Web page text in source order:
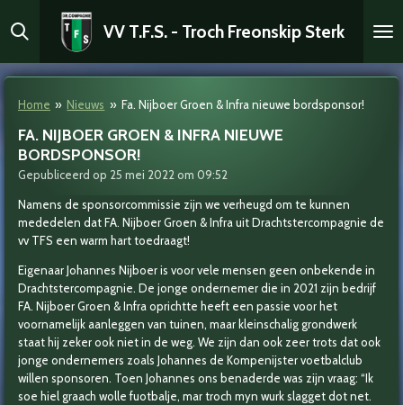
direct
de
VV T.F.S. - Troch Freonskip Sterk
Home » Nieuws » Fa. Nijboer Groen & Infra nieuwe bordsponsor!
FA. NIJBOER GROEN & INFRA NIEUWE
BORDSPONSOR!
Gepubliceerd op 25 mei 2022 om 09:52
Namens de sponsorcommissie zijn we verheugd om te kunnen
mededelen dat FA. Nijboer Groen & Infra uit Drachtstercompagnie de
vv TFS een warm hart toedraagt!
Eigenaar Johannes Nijboer is voor vele mensen geen onbekende in
Drachtstercompagnie. De jonge ondernemer die in 2021 zijn bedrijf
FA. Nijboer Groen & Infra oprichtte heeft een passie voor het
voornamelijk aanleggen van tuinen, maar kleinschalig grondwerk
staat hij zeker ook niet in de weg. We zijn dan ook zeer trots dat ook
jonge ondernemers zoals Johannes de Kompenijster voetbalclub
willen sponsoren. Toen Johannes ons benaderde was zijn vraag: “Ik
soe hiel graach wolle fuotbalje, mar troch myn wurk slagget dot net.